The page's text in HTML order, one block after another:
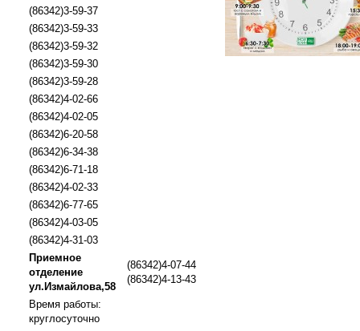
(86342)3-59-37
(86342)3-59-33
(86342)3-59-32
(86342)3-59-30
(86342)3-59-28
(86342)4-02-66
(86342)4-02-05
(86342)6-20-58
(86342)6-34-38
(86342)6-71-18
(86342)4-02-33
(86342)6-77-65
(86342)4-03-05
(86342)4-31-03
Приемное
отделение
ул.Измайлова,58
(86342)4-07-44
(86342)4-13-43
Время работы:
круглосуточно